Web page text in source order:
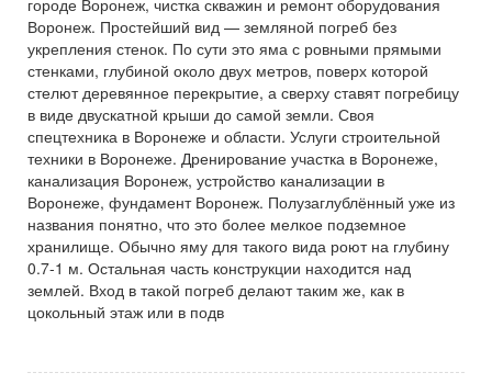
городе Воронеж, чистка скважин и ремонт оборудования
Воронеж. Простейший вид — земляной погреб без
укрепления стенок. По сути это яма с ровными прямыми
стенками, глубиной около двух метров, поверх которой
стелют деревянное перекрытие, а сверху ставят погребицу
в виде двускатной крыши до самой земли. Своя
спецтехника в Воронеже и области. Услуги строительной
техники в Воронеже. Дренирование участка в Воронеже,
канализация Воронеж, устройство канализации в
Воронеже, фундамент Воронеж. Полузаглублённый уже из
названия понятно, что это более мелкое подземное
хранилище. Обычно яму для такого вида роют на глубину
0.7-1 м. Остальная часть конструкции находится над
землей. Вход в такой погреб делают таким же, как в
цокольный этаж или в подв